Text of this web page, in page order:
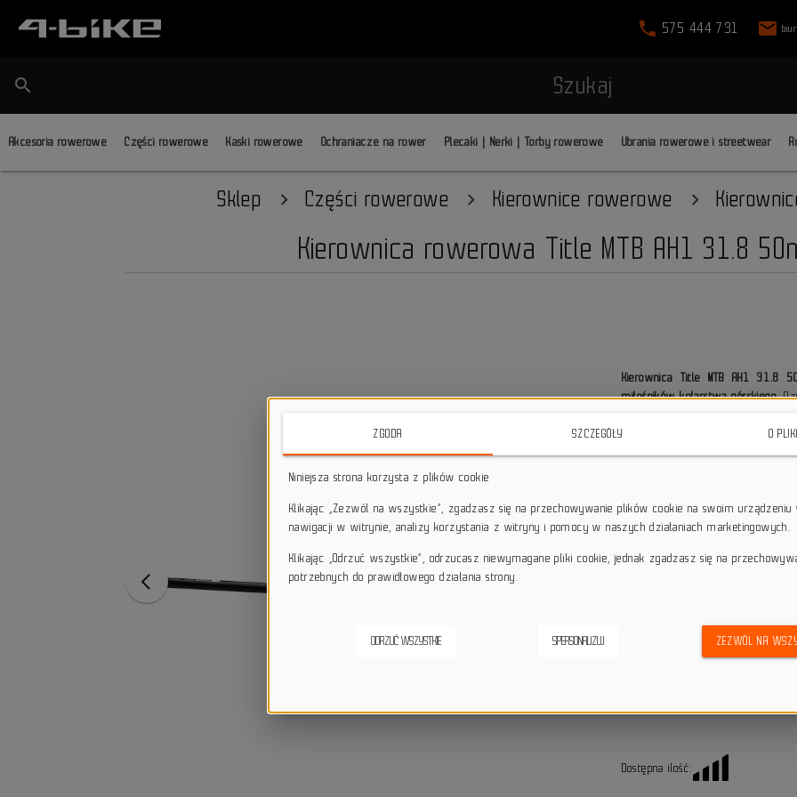
phone 575 444 731 mail
search Szukaj
Akcesoria rowerowe Części rowerowe Kaski rowerowe Ochraniacze na rower Plecaki | Nerki | Torby rowerowe Ubrania rowerowe i streetwear
Sklep Części rowerowe Kierownice rowerowe
Kierownica rowerowa Title MTB AH1 31.8
Kierownica Title MTB AH1 31.8
miłośników kolarstwa górskiego.
wygodną pozycję podczas
star_borderstar_borderstar_borderstar_borderstar_border
local_shipping Darmowa dostawa przy
Dotyczy wysyłki na terenie
keyboard_return 14 dni na odstąpienie od
Alternatywne produkty
Dostępna ilość:
ZGODA SZCZEGÓŁY O
Niniejsza strona korzysta z plików cookie
Klikając „Zezwól na wszystkie”, zgadzasz się na przechowywanie plików cookie na swoim urządzeniu
nawigacji w witrynie, analizy korzystania z witryny i pomocy w naszych działaniach marketingowych.
Klikając „Odrzuć wszystkie”, odrzucasz niewymagane pliki cookie, jednak zgadzasz się na
potrzebnych do prawidłowego działania strony.
ODRZUĆ WSZYSTKIE SPERSONALIZUJ ZEZWÓL NA